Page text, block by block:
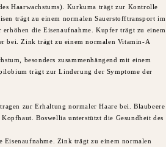
Haarwachstums). Kurkuma trägt zur Kontrolle
trägt zu einem normalen Sauerstofftransport im
die Eisenaufnahme. Kupfer trägt zu einem
bei. Zink trägt zu einem normalen Vitamin-A
besonders zusammenhängend mit einem
trägt zur Linderung der Symptome der
tragen zur Erhaltung normaler Haare bei. Blaubeere
Boswellia unterstützt die Gesundheit des
Zink trägt zu einem normalen